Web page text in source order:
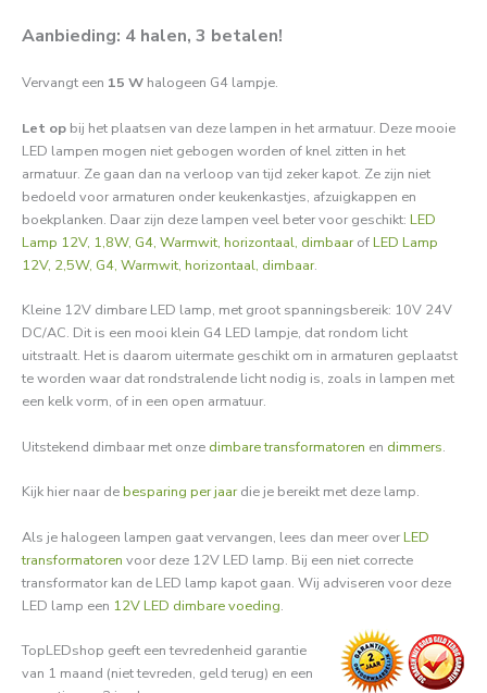
Aanbieding: 4 halen, 3 betalen!
Vervangt een 15 W halogeen G4 lampje.
Let op bij het plaatsen van deze lampen in het armatuur. Deze mooie
LED lampen mogen niet gebogen worden of knel zitten in het
armatuur. Ze gaan dan na verloop van tijd zeker kapot. Ze zijn niet
bedoeld voor armaturen onder keukenkastjes, afzuigkappen en
boekplanken. Daar zijn deze lampen veel beter voor geschikt: LED
Lamp 12V, 1,8W, G4, Warmwit, horizontaal, dimbaarof LED Lamp
12V, 2,5W, G4, Warmwit, horizontaal, dimbaar.
Kleine 12V dimbare LED lamp, met groot spanningsbereik: 10V 24V
DC/AC. Dit is een mooi klein G4 LED lampje, dat rondom licht
uitstraalt. Het is daarom uitermate geschikt om in armaturen geplaatst
te worden waar dat rondstralende licht nodig is, zoals in lampen met
een kelk vorm, of in een open armatuur.
Uitstekend dimbaar met onze dimbare transformatoren en dimmers.
Kijk hier naar de besparing per jaardie je bereikt met deze lamp.
Als je halogeen lampen gaat vervangen, lees dan meer over LED
transformatoren voor deze 12V LED lamp. Bij een niet correcte
transformator kan de LED lamp kapot gaan. Wij adviseren voor deze
LED lamp een 12V LED dimbare voeding.
TopLEDshop geeft een tevredenheid garantie
van 1 maand (niet tevreden, geld terug) en een